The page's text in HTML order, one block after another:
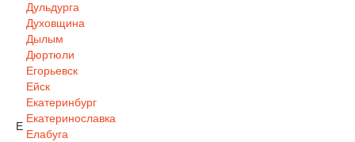
Дульдурга
Духовщина
Дылым
Дюртюли
Е
Егорьевск
Ейск
Екатеринбург
Екатеринославка
Елабуга